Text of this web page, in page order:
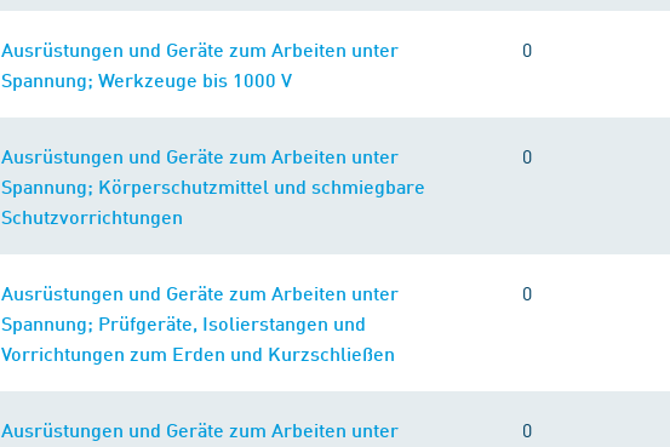
Ausrüstungen und Geräte zum Arbeiten unter
Spannung; Werkzeuge bis 1000 V
0
Ausrüstungen und Geräte zum Arbeiten unter
Spannung; Körperschutzmittel und schmiegbare
Schutzvorrichtungen
0
Ausrüstungen und Geräte zum Arbeiten unter
Spannung; Prüfgeräte, Isolierstangen und
Vorrichtungen zum Erden und Kurzschließen
0
Ausrüstungen und Geräte zum Arbeiten unter
0